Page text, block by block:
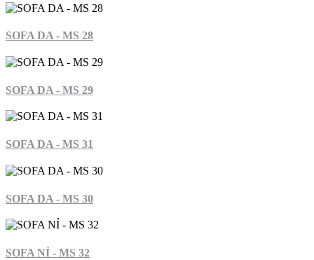
SOFA DA - MS 28
SOFA DA - MS 29
SOFA DA - MS 31
SOFA DA - MS 30
SOFA NỈ - MS 32